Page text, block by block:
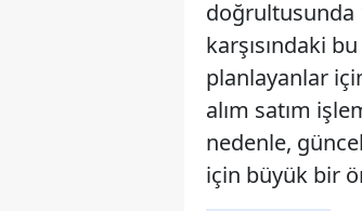
doğrultusunda
karşısındaki
planlayanlar
alım satım
nedenle,
için büyük bir